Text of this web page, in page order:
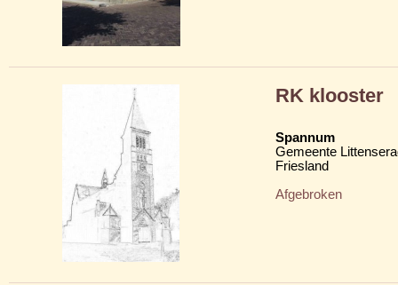
RK klooster
Spannum
Gemeente
Friesland
Afgebroken